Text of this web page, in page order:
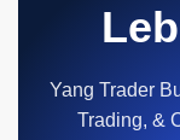
Yang Trader
Trading, &